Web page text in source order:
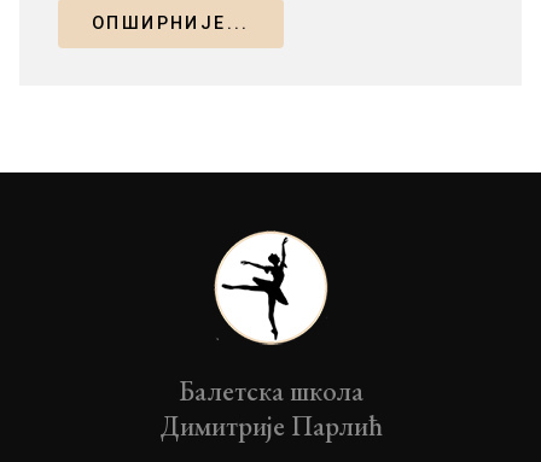
ОПШИРНИЈЕ...
Балетска школа
Димитрије Парлић